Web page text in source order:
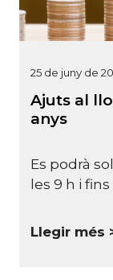
25 de juny de
Ajuts al
anys
Es podrà
les 9 h i fins
Llegir més